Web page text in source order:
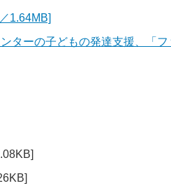
1.64MB]
ターの子どもの発達支援、「フ